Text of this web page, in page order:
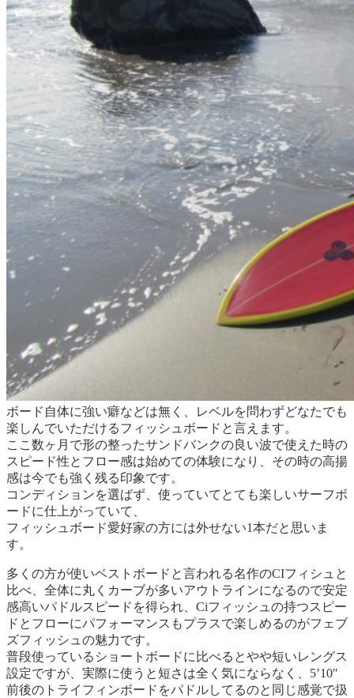
ボード自体に強い癖などは無く、レベルを問わずどなたでも
楽しんでいただけるフィッシュボードと言えます。
ここ数ヶ月で形の整ったサンドバンクの良い波で使えた時の
スピード性とフロー感は始めての体験になり、その時の高揚
感は今でも強く残る印象です。
コンディションを選ばず、使っていてとても楽しいサーフボ
ードに仕上がっていて、
フィッシュボード愛好家の方には外せない1本だと思いま
す。
多くの方が使いベストボードと言われる名作のCIフィシュと
比べ、全体に丸くカーブが多いアウトラインになるので安定
感高いパドルスピードを得られ、Ciフィッシュの持つスピー
ドとフローにパフォーマンスもプラスで楽しめるのがフェブ
ズフィッシュの魅力です。
普段使っているショートボードに比べるとやや短いレングス
設定ですが、実際に使うと短さは全く気にならなく、5’10″
前後のトライフィンボードをパドルしてるのと同じ感覚で扱